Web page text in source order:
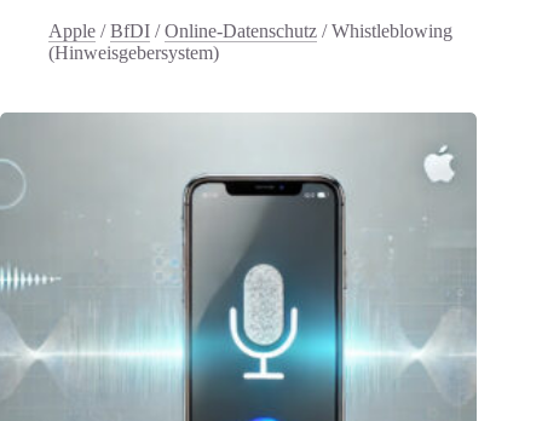
Apple /BfDI /Online-Datenschutz /Whistleblowing
(Hinweisgebersystem)